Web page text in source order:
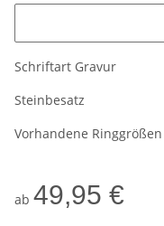
Schriftart Gravur
Steinbesatz
Vorhandene Ringgrößen
ab 49,95 €